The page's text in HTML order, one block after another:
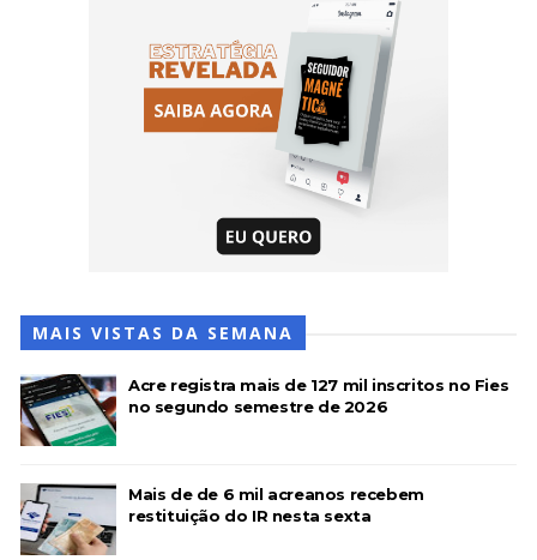
MAIS VISTAS DA SEMANA
Acre registra mais de 127 mil inscritos no Fies
no segundo semestre de 2026
Mais de de 6 mil acreanos recebem
restituição do IR nesta sexta